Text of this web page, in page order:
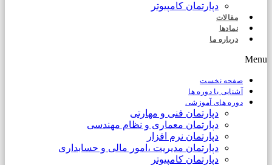
دپارتمان کامپیوتر
مقالات
نمادها
درباره ما
Menu
صفحه نخست
آشنایی با دوره ها
دوره های آموزشی
دپارتمان فنی و مهارتی
دپارتمان معماری و نظام مهندسی
دپارتمان نرم افزار
دپارتمان مدیریت ،امور مالی و حسابداری
دپارتمان کامپیوتر